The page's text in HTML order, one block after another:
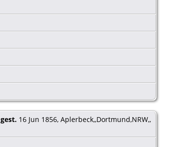
gest. 16 Jun 1856, Aplerbeck,,Dortmund,NRW,,